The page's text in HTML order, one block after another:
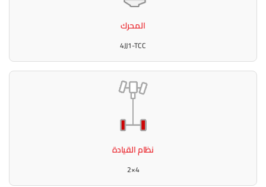
المحرك
4JJ1-TCC
نظام القيادة
4×2